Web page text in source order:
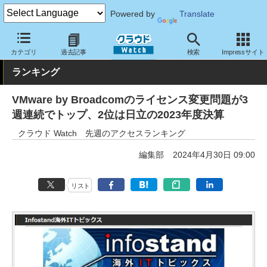
Powered by Translate
カテゴリ 過去記事 検索 Impressサイト
クラウド Watch トピック ランキング
ランキング
VMware by Broadcomのライセンス変更問題が3
週連続でトップ、2位は日立の2023年度決算
クラウド Watch 先週のアクセスランキング
編集部 2024年4月30日 09:00
リスト